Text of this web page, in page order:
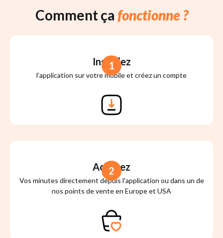
Comment ça fonctionne ?
Installez
l’application sur votre mobile et créez un compte
1
Achetez
Vos minutes directement depuis l'application ou dans un de
nos points de vente en Europe et USA
2